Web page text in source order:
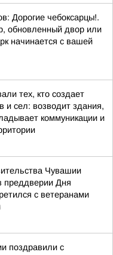
Дорогие чебоксарцы!.
обновленный двор или
начинается с вашей
тех, кто создает
и сел: возводит здания,
коммуникации и
Чувашии
преддверии Дня
с ветеранами
поздравили с